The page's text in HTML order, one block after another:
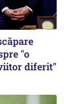
"o
diferit"